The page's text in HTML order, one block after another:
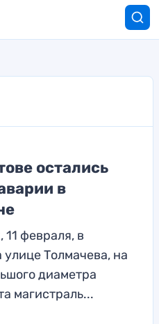
остались
в
11 февраля, в
Толмачева, на
диаметра
магистраль...